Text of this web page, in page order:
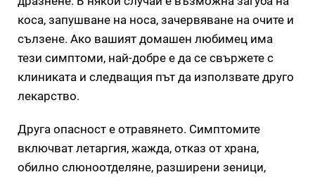
коса, запушване на носа, зачервяване на очите и
сълзене. Ако вашият домашен любимец има
тези симптоми, най-добре е да се свържете с
клиниката и следващия път да използвате друго
лекарство.
Друга опасност е отравянето. Симптомите
включват летаргия, жажда, отказ от храна,
обилно слюноотделяне, разширени зеници,